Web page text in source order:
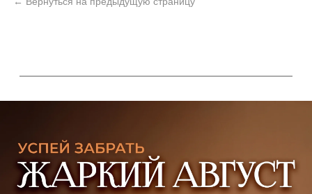
Панели
Свет
Декор
Монтаж
Ковры